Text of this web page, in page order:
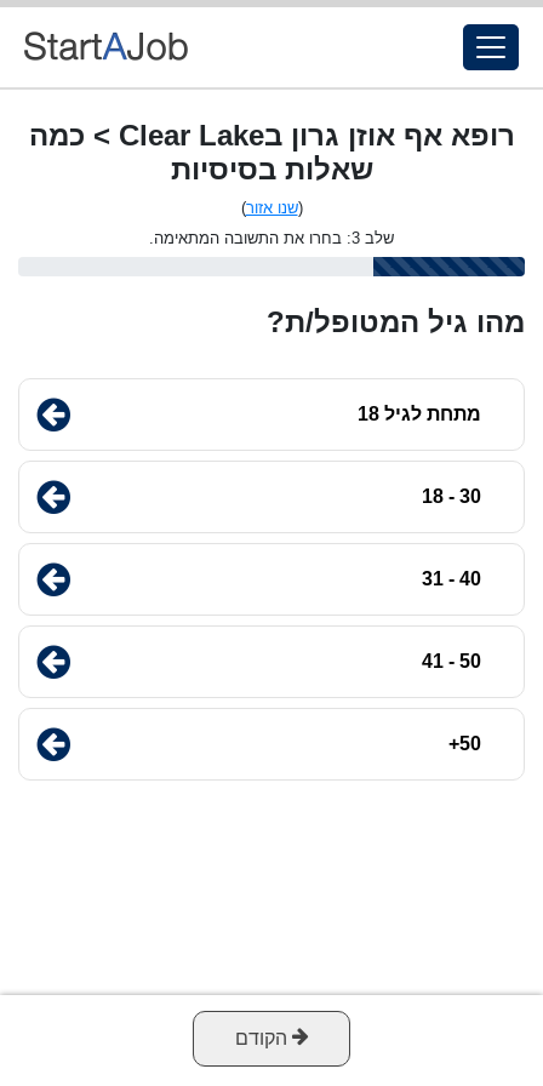
רופא אף אוזן גרון בClear Lake > כמה
שאלות בסיסיות
(שנו אזור)
שלב 3: בחרו את התשובה המתאימה.
מהו גיל המטופל/ת?
מתחת לגיל 18
30 - 18
40 - 31
50 - 41
50+
הקודם